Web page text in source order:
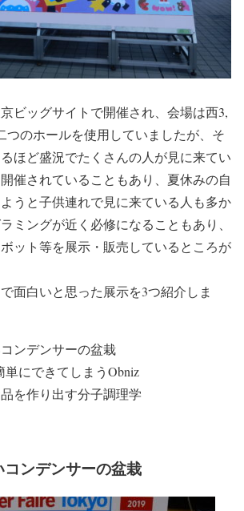
ビッグサイトで開催され、会場は西3,
つのホールを使用していましたが、そ
ほど盛況でたくさんの人が見に来てい
催されていることもあり、夏休みの自
うと子供連れで見に来ている人も多か
ミングが近く必修になることもあり、
ット等を展示・販売しているところが
面白いと思った展示を3つ紹介しま
ンデンサーの盆栽
単にできてしまうObniz
を作り出す分子調理学
ンデンサーの盆栽